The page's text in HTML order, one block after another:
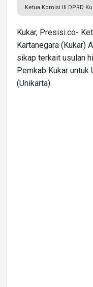
Ketua Komisi III DPRD
Kukar, Presisi.co-
Kartanegara (Kukar)
sikap terkait usulan
Pemkab Kukar untuk
(Unikarta).